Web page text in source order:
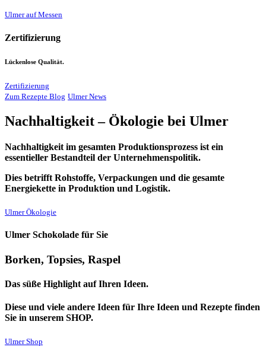
Ulmer auf Messen
Zertifizierung
Lückenlose Qualität.
Zertifizierung
Zum Rezepte Blog Ulmer News
Nachhaltigkeit – Ökologie bei Ulmer
Nachhaltigkeit im gesamten Produktionsprozess ist ein
essentieller Bestandteil der Unternehmenspolitik.
Dies betrifft Rohstoffe, Verpackungen und die gesamte
Energiekette in Produktion und Logistik.
Ulmer Ökologie
Ulmer Schokolade für Sie
Borken, Topsies, Raspel
Das süße Highlight auf Ihren Ideen.
Diese und viele andere Ideen für Ihre Ideen und Rezepte finden
Sie in unserem SHOP.
Ulmer Shop